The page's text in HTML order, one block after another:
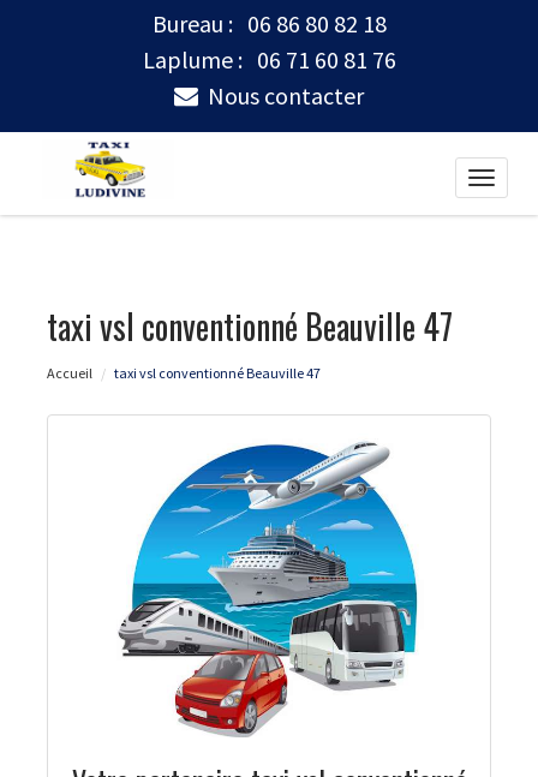
Bureau : 06 86 80 82 18
Laplume : 06 71 60 81 76
Nous contacter
Toggle
taxi vsl conventionné Beauville 47
Accueil taxi vsl conventionné Beauville 47